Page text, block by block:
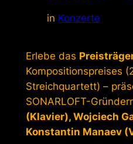
in Konzerte
Erlebe das
Kompositionspreises
Streichquartett) –
SONARLOFT-
(Klavier), Wojciech
Konstantin Manaev